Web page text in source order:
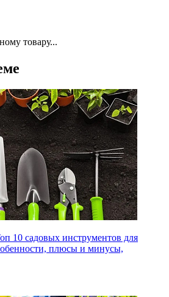
товару...
10 садовых инструментов для
плюсы и минусы,